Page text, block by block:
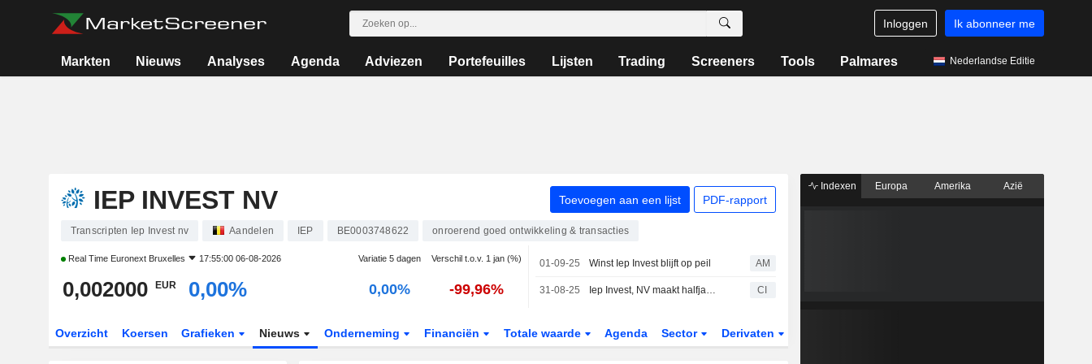
Inloggen Ik abonneer me
Markten Nieuws Analyses Agenda Adviezen Portefeuilles Lijsten Trading Screeners Tools Palmares Nederlandse Editie
IEP INVEST NV Toevoegen aan een lijst PDF-rapport
Transcripten Iep Invest nv Aandelen IEP BE0003748622 onroerend goed ontwikkeling & transacties
Real Time Euronext Bruxelles 17:55:00 06-08-2026 Variatie 5 dagen Verschil t.o.v. 1 jan (%)
0,002000 EUR 0,00% 0,00% -99,96%
01-09-25 Winst Iep Invest blijft op peil AM
31-08-25 Iep Invest, NV maakt halfjaarcijfers bekend voor periode tot 30 juni 2025 CI
Overzicht Koersen Grafieken Nieuws Onderneming Financiën Totale waarde Agenda Sector Derivaten
Indexen Europa Amerika Azië